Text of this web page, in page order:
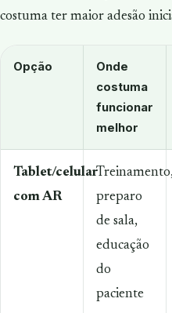
costuma ter maior adesão
Opção
Onde
costuma
funcionar
melhor
Tablet/celular
com AR
preparo
de sala,
educação
do
paciente